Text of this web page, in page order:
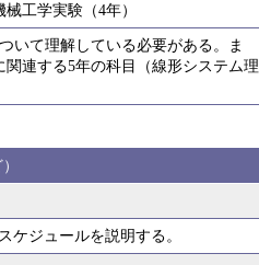
工学実験（4年）
いて理解している必要がある。ま
連する5年の科目（線形システム理
ケジュールを説明する。